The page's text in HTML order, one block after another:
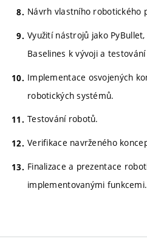
Návrh vlastního robotického
Využití nástrojů jako
Baselines k vývoji a
Implementace osvojených
robotických systémů.
Testování robotů.
Verifikace navrženého
Finalizace a prezentace
implementovanými funkcemi.